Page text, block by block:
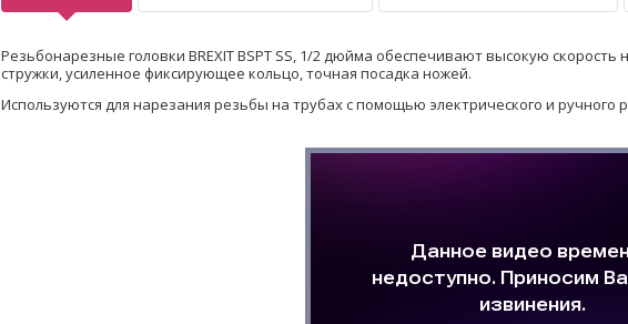
Резьбонарезные головки BREXIT BSPT SS, 1/2 дюйма обеспечивают высокую
стружки, усиленное фиксирующее кольцо, точная посадка ножей.
Используются для нарезания резьбы на трубах с помощью электрического и ручного